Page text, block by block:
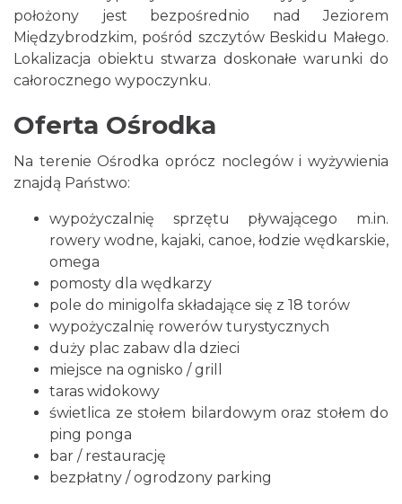
położony jest bezpośrednio nad Jeziorem
Międzybrodzkim, pośród szczytów Beskidu Małego.
Lokalizacja obiektu stwarza doskonałe warunki do
całorocznego wypoczynku.
Oferta Ośrodka
Na terenie Ośrodka oprócz noclegów i wyżywienia
znajdą Państwo:
wypożyczalnię sprzętu pływającego m.in.
rowery wodne, kajaki, canoe, łodzie wędkarskie,
omega
pomosty dla wędkarzy
pole do minigolfa składające się z 18 torów
wypożyczalnię rowerów turystycznych
duży plac zabaw dla dzieci
miejsce na ognisko / grill
taras widokowy
świetlica ze stołem bilardowym oraz stołem do
ping ponga
bar / restaurację
bezpłatny / ogrodzony parking